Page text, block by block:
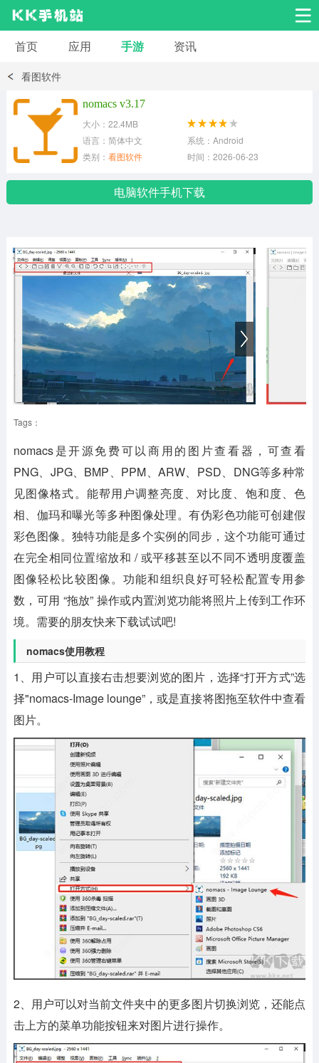
安卓应用
小说漫画
金融理财 新闻资讯 游戏辅助
安卓其它
首页 应用 手游 资讯
看图软件
nomacs v3.17
大小：22.4MB
语言：简体中文
系统：Android
类别： 看图软件 时间：2026-06-23
电脑软件手机下载
Tags：
nomacs是开源免费可以商用的图片查看器，可查看
PNG、JPG、BMP、PPM、ARW、PSD、DNG等多种常
见图像格式。能帮用户调整亮度、对比度、饱和度、色
相、伽玛和曝光等多种图像处理。有伪彩色功能可创建假
彩色图像。独特功能是多个实例的同步，这个功能可通过
在完全相同位置缩放和 / 或平移甚至以不同不透明度覆盖
图像轻松比较图像。功能和组织良好可轻松配置专用参
数，可用 “拖放” 操作或内置浏览功能将照片上传到工作环
境。需要的朋友快来下载试试吧!
nomacs使用教程
1、用户可以直接右击想要浏览的图片，选择“打开方式”选
择"nomacs-Image lounge”，或是直接将图拖至软件中查看
图片。
2、用户可以对当前文件夹中的更多图片切换浏览，还能点
击上方的菜单功能按钮来对图片进行操作。